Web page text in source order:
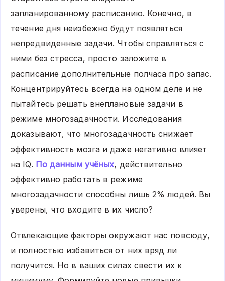
запланированному расписанию. Конечно, в
течение дня неизбежно будут появляться
непредвиденные задачи. Чтобы справляться с
ними без стресса, просто заложите в
расписание дополнительные полчаса про запас.
Концентрируйтесь всегда на одном деле и не
пытайтесь решать внеплановые задачи в
режиме многозадачности. Исследования
доказывают, что многозадачность снижает
эффективность мозга и даже негативно влияет
на IQ. По данным учёных, действительно
эффективно работать в режиме
многозадачности способны лишь 2% людей. Вы
уверены, что входите в их число?
Отвлекающие факторы окружают нас повсюду,
и полностью избавиться от них вряд ли
получится. Но в ваших силах свести их к